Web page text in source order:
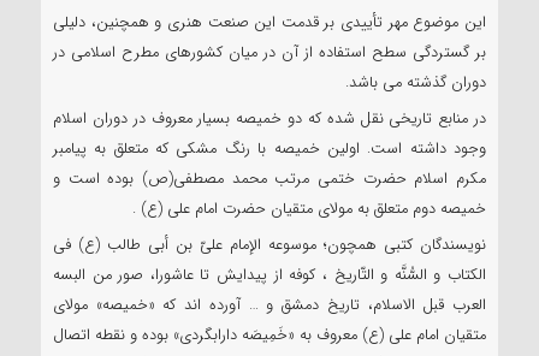
این موضوع مهر تأییدی بر قدمت این صنعت هنری و همچنین، دلیلی
بر گستردگی سطح استفاده از آن در میان کشورهای مطرح اسلامی در
دوران گذشته می باشد.
در منابع تاریخی نقل شده که دو خمیصه بسیار معروف در دوران اسلام
وجود داشته است. اولین خمیصه با رنگ مشکی که متعلق به پیامبر
مکرم اسلام حضرت ختمی مرتب محمد مصطفی(ص) بوده است و
خمیصه دوم متعلق به مولای متقیان حضرت امام علی (ع) .
نویسندگان کتبی همچون؛ موسوعه الإمام علیّ بن أبی طالب (ع) فی
الکتاب و السُّنَّه و التّاریخ ، کوفه از پیدایش تا عاشورا، صور من البسه
العرب قبل الاسلام، تاریخ دمشق و … آورده اند که «خمیصه» مولای
متقیان امام علی (ع) معروف به «خَمِیصَه دارابگردی» بوده و نقطه اتصال